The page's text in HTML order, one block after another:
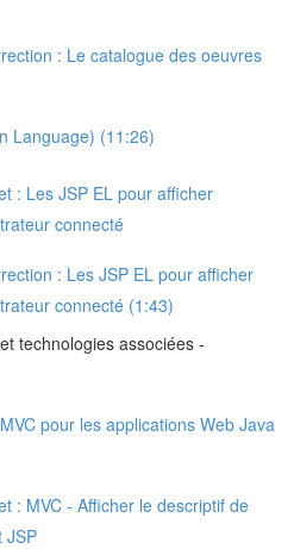
: Le catalogue des oeuvres
Language) (11:26)
: Les JSP EL pour afficher
connecté
: Les JSP EL pour afficher
connecté (1:43)
technologies associées -
pour les applications Web Java
: MVC - Afficher le descriptif de
JSP